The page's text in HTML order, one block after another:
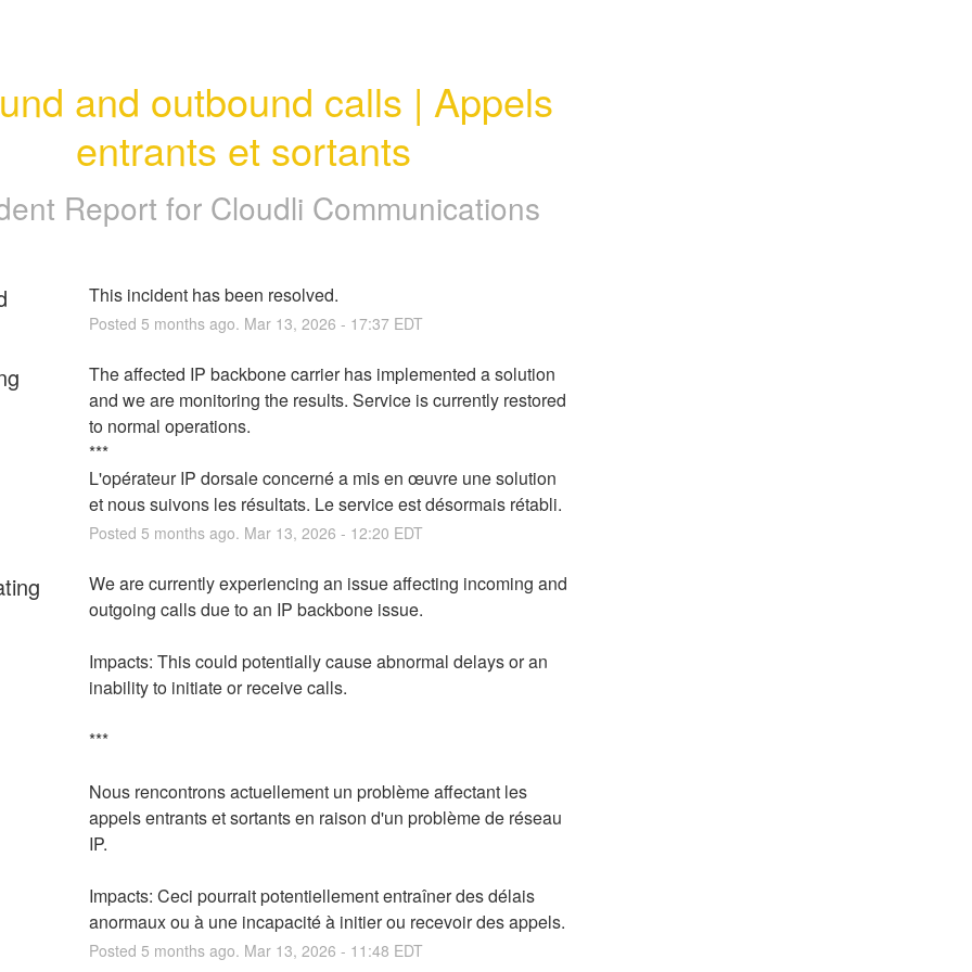
and outbound calls | Appels
entrants et sortants
Report for Cloudli Communications
This incident has been resolved.
Posted 5 months ago. Mar 13, 2026 - 17:37EDT
The affected IP backbone carrier has implemented a solution
and we are monitoring the results. Service is currently restored
to normal operations.
***
L'opérateur IP dorsale concerné a mis en œuvre une solution
et nous suivons les résultats. Le service est désormais rétabli.
Posted 5 months ago. Mar 13, 2026 - 12:20 EDT
We are currently experiencing an issue affecting incoming and
outgoing calls due to an IP backbone issue.
Impacts: This could potentially cause abnormal delays or an
inability to initiate or receive calls.
***
Nous rencontrons actuellement un problème affectant les
appels entrants et sortants en raison d'un problème de réseau
IP.
Impacts: Ceci pourrait potentiellement entraîner des délais
anormaux ou à une incapacité à initier ou recevoir des appels.
Posted 5 months ago. Mar 13, 2026 - 11:48 EDT